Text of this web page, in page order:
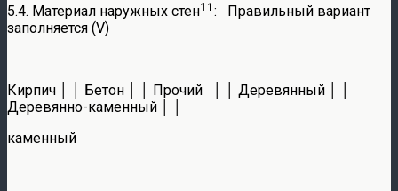
5.4. Материал наружных стен11 : Правильный вариант
заполняется (V)
Кирпич │ │ Бетон │ │ Прочий │ │ Деревянный │ │
Деревянно-каменный │ │
каменный